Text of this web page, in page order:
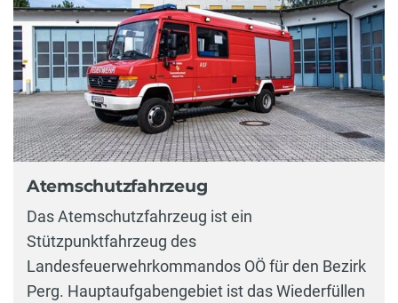
Atemschutzfahrzeug
Das Atemschutzfahrzeug ist ein
Stützpunktfahrzeug des
Landesfeuerwehrkommandos OÖ für den Bezirk
Perg. Hauptaufgabengebiet ist das Wiederfüllen